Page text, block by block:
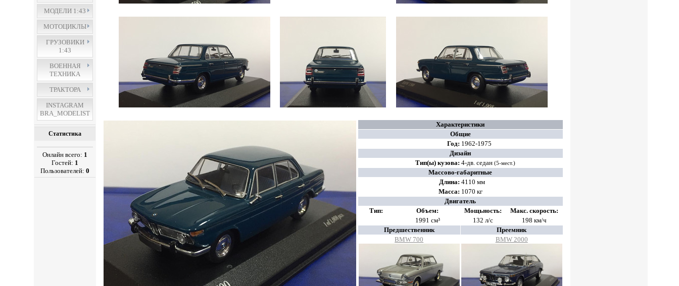
МОДЕЛИ 1:43
МОТОЦИКЛЫ
ГРУЗОВИКИ
1:43
ВОЕННАЯ
ТЕХНИКА
ТРАКТОРА
INSTAGRAM
BRA_MODELIST
Статистика
Онлайн всего: 1
Гостей: 1
Пользователей:0
Характеристики
Общие
Год: 1962-1975
Дизайн
Тип(ы) кузова: 4‑дв. седан (5‑мест.)
Массово-габаритные
Длина: 4110 мм
Масса: 1070 кг
Двигатель
Тип:
Объем: Мощьность:
Макс. скорость:
1991 см³
132 л/с
198 км/ч
Предшественник
Преемник
BMW 700
BMW 2000